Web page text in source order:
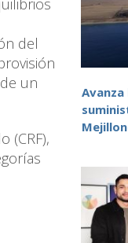
del
un
(CRF),